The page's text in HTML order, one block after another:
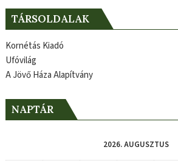
TÁRSOLDALAK
Kornétás Kiadó
Ufóvilág
A Jövő Háza Alapítvány
NAPTÁR
2026. AUGUSZTUS